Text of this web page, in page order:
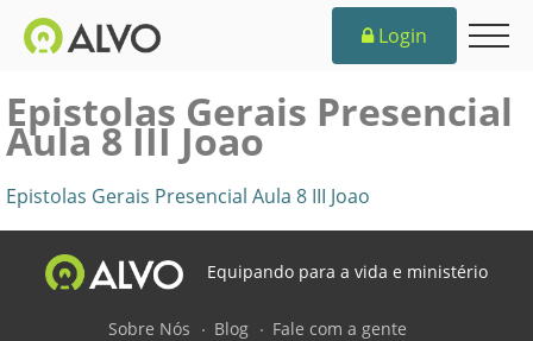
Login
Epistolas Gerais Presencial
Aula 8 III Joao
Epistolas Gerais Presencial Aula 8 III Joao
Equipando para a vida e ministério
Sobre Nós Blog Fale com a gente